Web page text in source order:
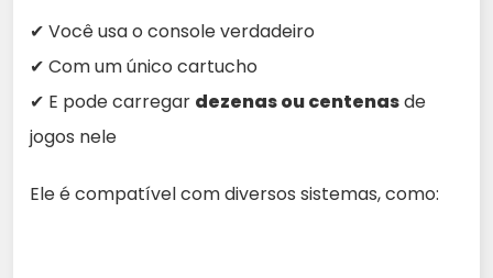
✔ Você usa o console verdadeiro
✔ Com um único cartucho
✔ E pode carregar dezenas ou centenasde
jogos nele
Ele é compatível com diversos sistemas, como: